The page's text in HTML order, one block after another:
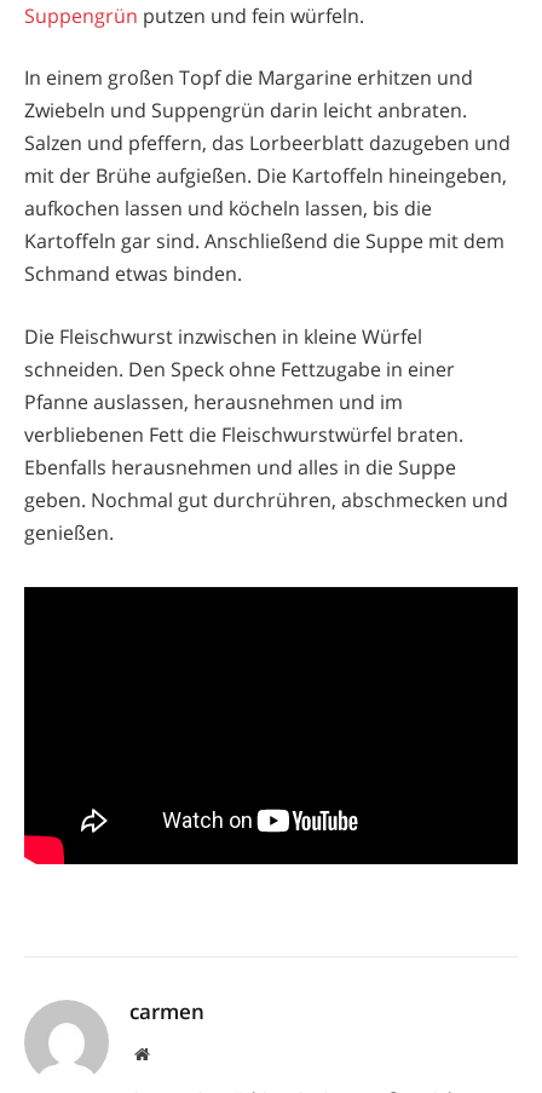
Suppengrün putzen und fein würfeln.
In einem großen Topf die Margarine erhitzen und
Zwiebeln und Suppengrün darin leicht anbraten.
Salzen und pfeffern, das Lorbeerblatt dazugeben und
mit der Brühe aufgießen. Die Kartoffeln hineingeben,
aufkochen lassen und köcheln lassen, bis die
Kartoffeln gar sind. Anschließend die Suppe mit dem
Schmand etwas binden.
Die Fleischwurst inzwischen in kleine Würfel
schneiden. Den Speck ohne Fettzugabe in einer
Pfanne auslassen, herausnehmen und im
verbliebenen Fett die Fleischwurstwürfel braten.
Ebenfalls herausnehmen und alles in die Suppe
geben. Nochmal gut durchrühren, abschmecken und
genießen.
carmen
Website